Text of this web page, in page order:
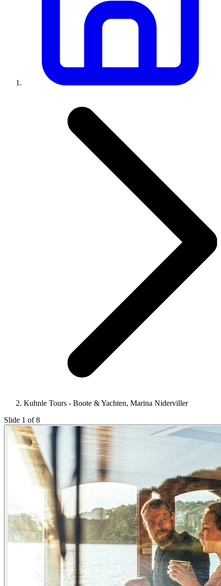
Kuhnle Tours - Boote & Yachten, Marina Niderviller
Slide 1 of 8